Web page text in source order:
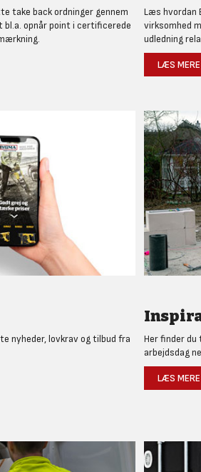
take back ordninger gennem
opnår point i certificerede
Læs hvordan
virksomhed
udledning
LÆS MERE
nyheder, lovkrav og tilbud fra
Her finder du
arbejdsdag
LÆS MERE